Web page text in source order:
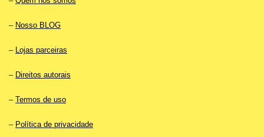
– Nosso BLOG
– Lojas parceiras
– Direitos autorais
– Termos de uso
– Política de privacidade